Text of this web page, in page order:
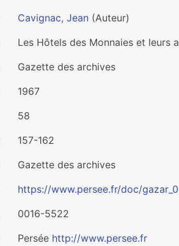
Cavignac, Jean (Auteur)
Les Hôtels des Monnaies et leurs
Gazette des archives
1967
58
157-162
Gazette des archives
https://www.persee.fr/doc/
0016-5522
Persée http://www.persee.fr